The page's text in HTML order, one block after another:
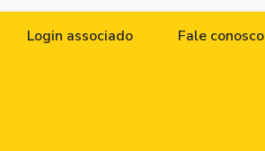
Login associado Fale conosco